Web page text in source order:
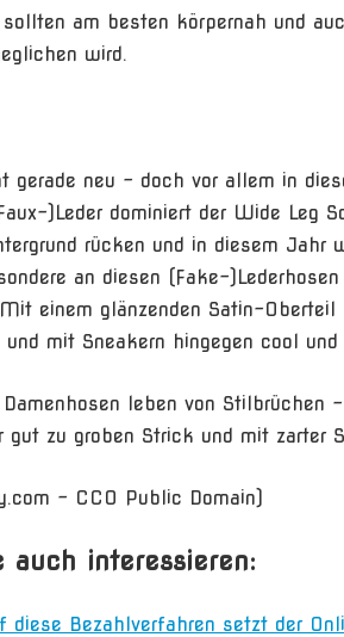
sollten am besten körpernah und
wird.
gerade neu – doch vor allem in
)Leder dominiert der Wide Leg
rücken und in diesem
an diesen (Fake-
einem glänzenden Satin-
mit Sneakern hingegen cool
leben von
gut zu groben Strick und mit zarter
– CC0 Public Domain)
auch interessieren:
diese Bezahlverfahren setzt der